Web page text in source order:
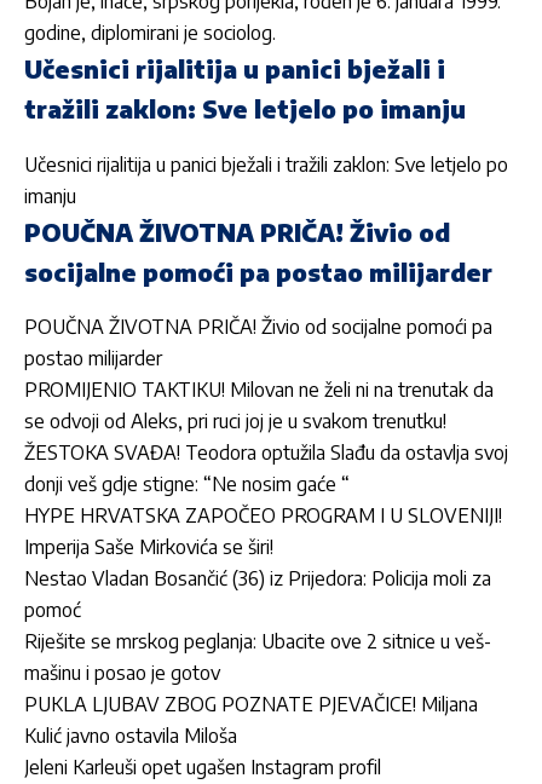
godine, diplomirani je sociolog.
Učesnici rijalitija u panici bježali i
tražili zaklon: Sve letjelo po imanju
Učesnici rijalitija u panici bježali i tražili zaklon: Sve letjelo po
imanju
POUČNA ŽIVOTNA PRIČA! Živio od
socijalne pomoći pa postao milijarder
POUČNA ŽIVOTNA PRIČA! Živio od socijalne pomoći pa
postao milijarder
PROMIJENIO TAKTIKU! Milovan ne želi ni na trenutak da
se odvoji od Aleks, pri ruci joj je u svakom trenutku!
ŽESTOKA SVAĐA! Teodora optužila Slađu da ostavlja svoj
donji veš gdje stigne: “Ne nosim gaće “
HYPE HRVATSKA ZAPOČEO PROGRAM I U SLOVENIJI!
Imperija Saše Mirkovića se širi!
Nestao Vladan Bosančić (36) iz Prijedora: Policija moli za
pomoć
Riješite se mrskog peglanja: Ubacite ove 2 sitnice u veš-
mašinu i posao je gotov
PUKLA LJUBAV ZBOG POZNATE PJEVAČICE! Miljana
Kulić javno ostavila Miloša
Jeleni Karleuši opet ugašen Instagram profil